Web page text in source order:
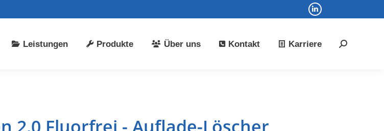
Linkedin
opens
Leistungen Produkte Über uns Kontakt Karriere Search:
Über uns Kontakt Karriere Search: